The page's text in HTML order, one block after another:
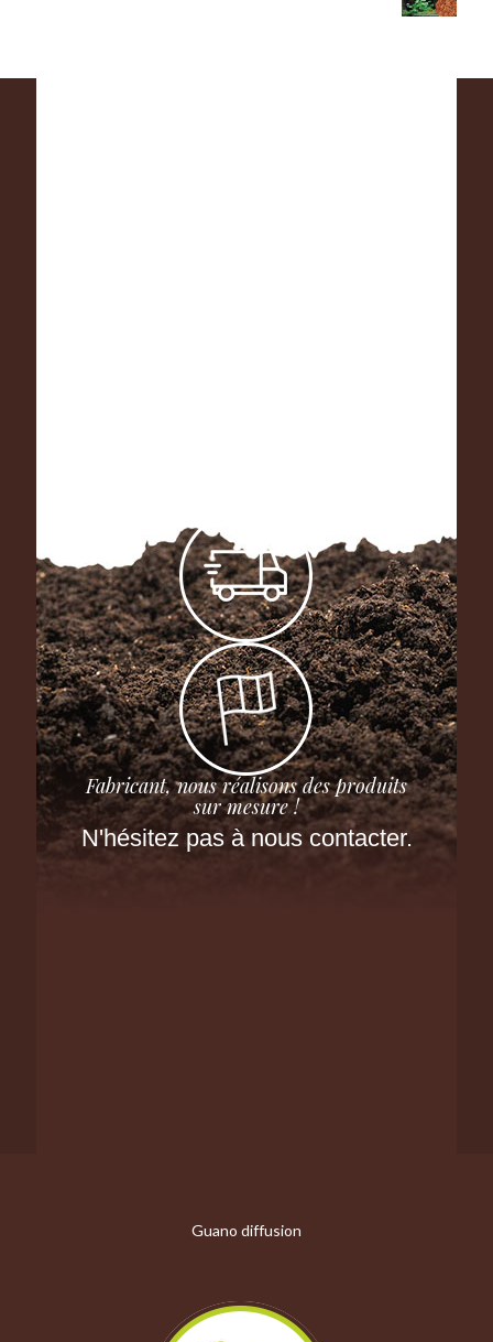
Fabricant, nous réalisons des produits
sur mesure !
N'hésitez pas à nous contacter.
Guano diffusion